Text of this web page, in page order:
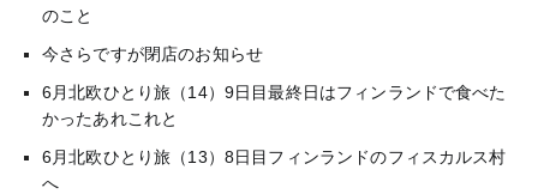
のこと
今さらですが閉店のお知らせ
6月北欧ひとり旅（14）9日目最終日はフィンランドで食べた
かったあれこれと
6月北欧ひとり旅（13）8日目フィンランドのフィスカルス村
へ